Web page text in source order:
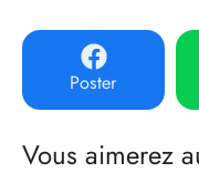
Poster
Vous aimerez